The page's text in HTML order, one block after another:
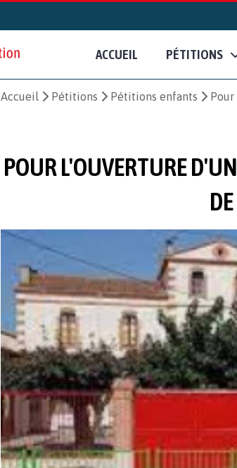
ACCUEIL PÉTITIONS
Accueil Pétitions Pétitions enfants
POUR L'OUVERTURE